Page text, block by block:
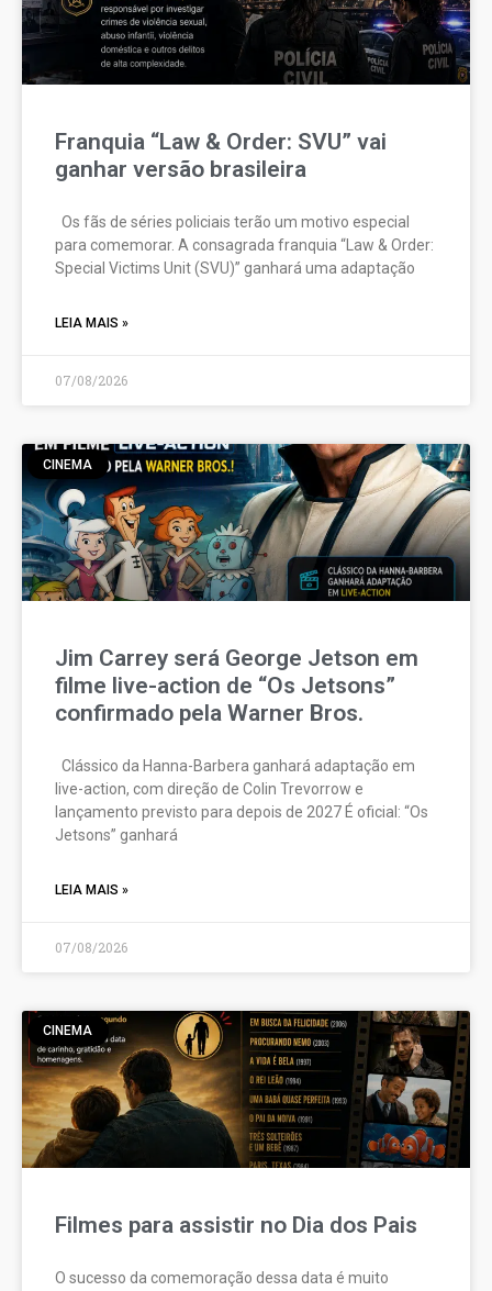
Franquia “Law & Order: SVU” vai
ganhar versão brasileira
Os fãs de séries policiais terão um motivo especial
para comemorar. A consagrada franquia “Law & Order:
Special Victims Unit (SVU)” ganhará uma adaptação
LEIA MAIS »
07/08/2026
CINEMA
Jim Carrey será George Jetson em
filme live-action de “Os Jetsons”
confirmado pela Warner Bros.
Clássico da Hanna-Barbera ganhará adaptação em
live-action, com direção de Colin Trevorrow e
lançamento previsto para depois de 2027 É oficial: “Os
Jetsons” ganhará
LEIA MAIS »
07/08/2026
CINEMA
Filmes para assistir no Dia dos Pais
O sucesso da comemoração dessa data é muito